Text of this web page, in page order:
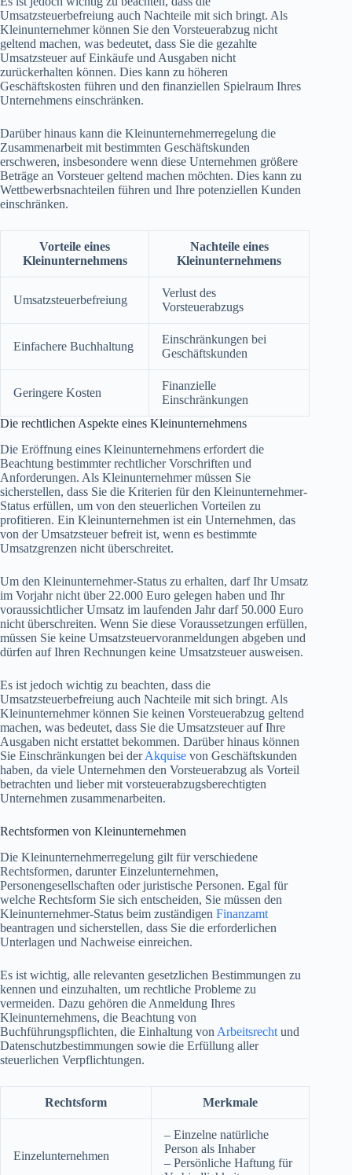
Umsatzsteuerbefreiung auch Nachteile mit sich bringt. Als
Kleinunternehmer können Sie den Vorsteuerabzug nicht
geltend machen, was bedeutet, dass Sie die gezahlte
Umsatzsteuer auf Einkäufe und Ausgaben nicht
zurückerhalten können. Dies kann zu höheren
Geschäftskosten führen und den finanziellen Spielraum Ihres
Unternehmens einschränken.
Darüber hinaus kann die Kleinunternehmerregelung die
Zusammenarbeit mit bestimmten Geschäftskunden
erschweren, insbesondere wenn diese Unternehmen größere
Beträge an Vorsteuer geltend machen möchten. Dies kann zu
Wettbewerbsnachteilen führen und Ihre potenziellen Kunden
einschränken.
Vorteile eines
Kleinunternehmens
Nachteile eines
Kleinunternehmens
Umsatzsteuerbefreiung
Verlust des
Vorsteuerabzugs
Einfachere Buchhaltung
Einschränkungen bei
Geschäftskunden
Geringere Kosten
Finanzielle
Einschränkungen
Die rechtlichen Aspekte eines Kleinunternehmens
Die Eröffnung eines Kleinunternehmens erfordert die
Beachtung bestimmter rechtlicher Vorschriften und
Anforderungen. Als Kleinunternehmer müssen Sie
sicherstellen, dass Sie die Kriterien für den Kleinunternehmer-
Status erfüllen, um von den steuerlichen Vorteilen zu
profitieren. Ein Kleinunternehmen ist ein Unternehmen, das
von der Umsatzsteuer befreit ist, wenn es bestimmte
Umsatzgrenzen nicht überschreitet.
Um den Kleinunternehmer-Status zu erhalten, darf Ihr Umsatz
im Vorjahr nicht über 22.000 Euro gelegen haben und Ihr
voraussichtlicher Umsatz im laufenden Jahr darf 50.000 Euro
nicht überschreiten. Wenn Sie diese Voraussetzungen erfüllen,
müssen Sie keine Umsatzsteuervoranmeldungen abgeben und
dürfen auf Ihren Rechnungen keine Umsatzsteuer ausweisen.
Es ist jedoch wichtig zu beachten, dass die
Umsatzsteuerbefreiung auch Nachteile mit sich bringt. Als
Kleinunternehmer können Sie keinen Vorsteuerabzug geltend
machen, was bedeutet, dass Sie die Umsatzsteuer auf Ihre
Ausgaben nicht erstattet bekommen. Darüber hinaus können
Sie Einschränkungen bei derAkquise von Geschäftskunden
haben, da viele Unternehmen den Vorsteuerabzug als Vorteil
betrachten und lieber mit vorsteuerabzugsberechtigten
Unternehmen zusammenarbeiten.
Rechtsformen von Kleinunternehmen
Die Kleinunternehmerregelung gilt für verschiedene
Rechtsformen, darunter Einzelunternehmen,
Personengesellschaften oder juristische Personen. Egal für
welche Rechtsform Sie sich entscheiden, Sie müssen den
Kleinunternehmer-Status beim zuständigen Finanzamt
beantragen und sicherstellen, dass Sie die erforderlichen
Unterlagen und Nachweise einreichen.
Es ist wichtig, alle relevanten gesetzlichen Bestimmungen zu
kennen und einzuhalten, um rechtliche Probleme zu
vermeiden. Dazu gehören die Anmeldung Ihres
Kleinunternehmens, die Beachtung von
Buchführungspflichten, die Einhaltung von Arbeitsrecht und
Datenschutzbestimmungen sowie die Erfüllung aller
steuerlichen Verpflichtungen.
Rechtsform Merkmale
Einzelunternehmen
– Einzelne natürliche
Person als Inhaber
– Persönliche Haftung für